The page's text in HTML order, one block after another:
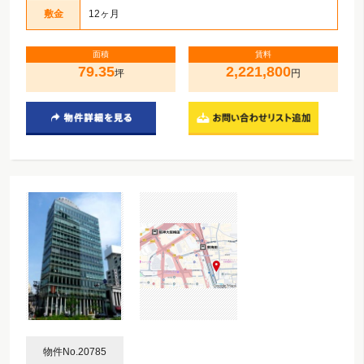
敷金 12ヶ月
面積
79.35坪
賃料
2,221,800円
物件No.20785